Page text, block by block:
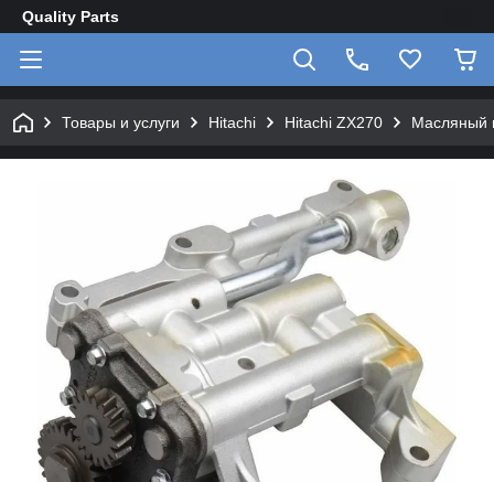
Quality Parts
Товары и услуги Hitachi Hitachi ZX270 Масляный